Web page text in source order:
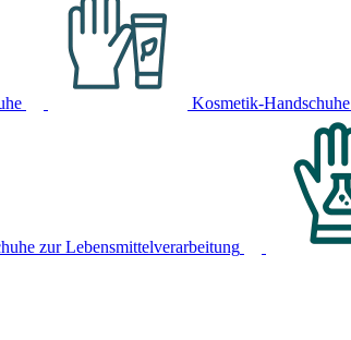
Kosmetik-Handschuhe
zur Lebensmittelverarbeitung